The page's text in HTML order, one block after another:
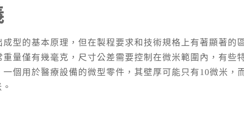
型的基本原理，但在製程要求和技術規格上有著顯著的
量僅有幾毫克，尺寸公差需要控制在微米範圍內，有些
個用於醫療設備的微型零件，其壁厚可能只有10微米，